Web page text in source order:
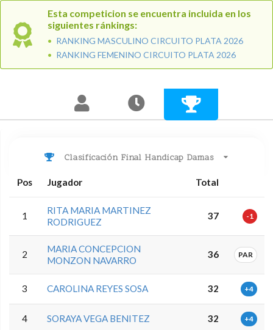
Esta competicion se encuentra incluida en los
siguientes ránkings:
RANKING MASCULINO CIRCUITO PLATA 2026
RANKING FEMENINO CIRCUITO PLATA 2026
Clasificación Final Handicap Damas
Pos Jugador Total
1
RITA MARIA MARTINEZ
RODRIGUEZ
37 -1
2
MARIA CONCEPCION
MONZON NAVARRO
36 PAR
3 CAROLINA REYES SOSA 32 +4
4 SORAYA VEGA BENITEZ 32 +4